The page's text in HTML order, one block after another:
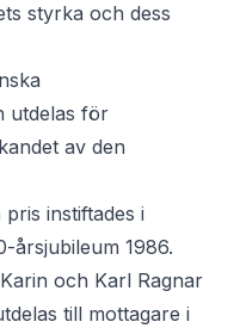
styrka och dess
utdelas för
av den
pris instiftades i
årsjubileum 1986.
och Karl Ragnar
till mottagare i